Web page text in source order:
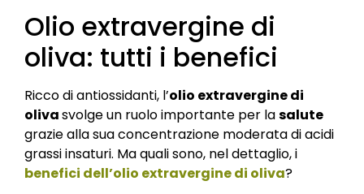
Olio extravergine di
oliva: tutti i benefici
Ricco di antiossidanti, l’olio extravergine di
olivasvolge un ruolo importante per lasalute
grazie alla sua concentrazione moderata di acidi
grassi insaturi. Ma quali sono, nel dettaglio, i
benefici dell’olio extravergine di oliva?